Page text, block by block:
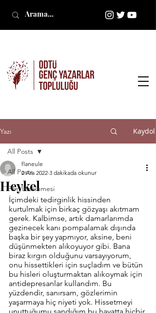
Yazı Kaydol
All Posts
Film İncelemesi
All Posts
Heykel
flaneule
2 Ara 2022 3 dakikada okunur
İçimdeki tedirginlik hissinden
kurtulmak için birkaç gözyaşı akıtmam
gerek. Kalbimse, artık damarlarımda
gezinecek kanı pompalamak dışında
başka bir şey yapmıyor, aksine, beni
düşünmekten alıkoyuyor gibi. Bana
biraz kırgın olduğunu varsayıyorum,
onu hissettikleri için suçladım ve bütün
bu hisleri oluşturmaktan alıkoymak için
antidepresanlar kullandım. Bu
yüzdendir, sanırsam, gözlerimin
yaşarmaya hiç niyeti yok. Hissetmeyi